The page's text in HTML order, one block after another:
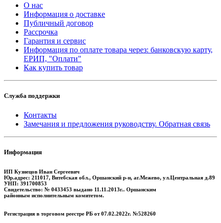
О нас
Информация о доставке
Публичный договор
Рассрочка
Гарантия и сервис
Информация по оплате товара через: банковскую карту,
ЕРИП, "Оплати"
Как купить товар
Служба поддержки
Контакты
Замечания и предложения руководству. Обратная связь
Информация
ИП Кузнецов Иван Сергеевич
Юр.адрес: 211017, Витебская обл., Оршанский р-н, аг.Межево, ул.Центральная д.89
УНП: 391700853
Свидетельство: № 0433453 выдано 11.11.2013г.. Оршанским
районным исполнительным комитетом.
Регистрация в торговом реестре РБ от 07.02.2022г. №528260